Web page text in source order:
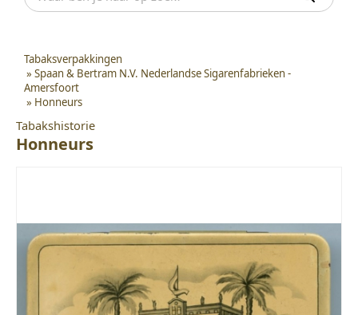
Tabaksverpakkingen
» Spaan & Bertram N.V. Nederlandse Sigarenfabrieken -
Amersfoort
» Honneurs
Tabakshistorie
Honneurs